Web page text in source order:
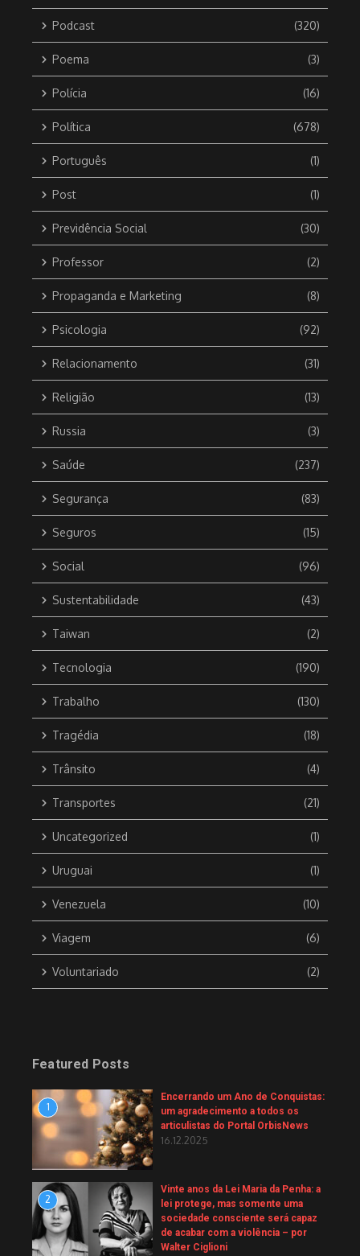
Podcast (320)
Poema (3)
Polícia (16)
Política (678)
Português (1)
Post (1)
Previdência Social (30)
Professor (2)
Propaganda e Marketing (8)
Psicologia (92)
Relacionamento (31)
Religião (13)
Russia (3)
Saúde (237)
Segurança (83)
Seguros (15)
Social (96)
Sustentabilidade (43)
Taiwan (2)
Tecnologia (190)
Trabalho (130)
Tragédia (18)
Trânsito (4)
Transportes (21)
Uncategorized (1)
Uruguai (1)
Venezuela (10)
Viagem (6)
Voluntariado (2)
Featured Posts
1
Encerrando um Ano de Conquistas:
um agradecimento a todos os
articulistas do Portal OrbisNews
16.12.2025
2
Vinte anos da Lei Maria da Penha: a
lei protege, mas somente uma
sociedade consciente será capaz
de acabar com a violência – por
Walter Ciglioni